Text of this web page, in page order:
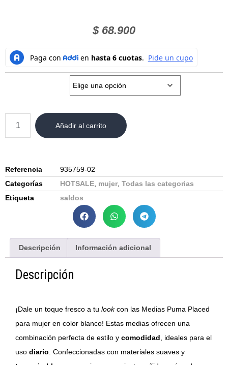
$68.900
Añadir al carrito
Referencia
935759-02
Categorías
HOTSALE, mujer, Todas las categorias
Etiqueta
saldos
Descripción Información adicional
Descripción
¡Dale un toque fresco a tu lookcon las Medias Puma Placed
para mujer en color blanco! Estas medias ofrecen una
combinación perfecta de estilo y comodidad , ideales para el
uso diario . Confeccionadas con materiales suaves y